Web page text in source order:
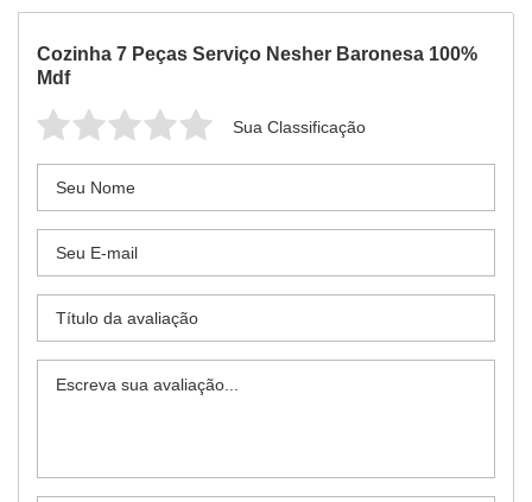
Cozinha 7 Peças Serviço Nesher Baronesa 100%
Mdf
Sua Classificação